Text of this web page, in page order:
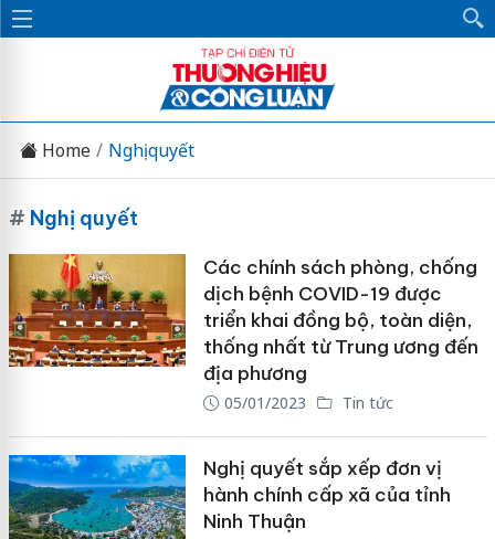
Home Nghị quyết
# Nghị quyết
Các chính sách phòng, chống
dịch bệnh COVID-19 được
triển khai đồng bộ, toàn diện,
thống nhất từ Trung ương đến
địa phương
05/01/2023 Tin tức
Nghị quyết sắp xếp đơn vị
hành chính cấp xã của tỉnh
Ninh Thuận